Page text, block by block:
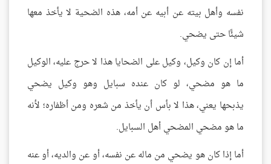
نفسه وأهل بيته عن أبيه عن أمه، هذه الضحية لا يأخذ معها
شيئًا حتى يضحي.
أما إن كان وكيل، وكيل على الضحايا هذا لا حرج عليه، الوكيل
ما هو مضحي، لو كان عنده سبايل وهو وكيل يضحي
يذبحها يعني، هذا لا بأس أن يأخذ من شعره ومن أظفاره؛ لأنه
ما هو مضحي المضحي أهل السبايل.
أما إذا كان هو يضحي من ماله عن نفسه، أو عن والديه، أو عنه